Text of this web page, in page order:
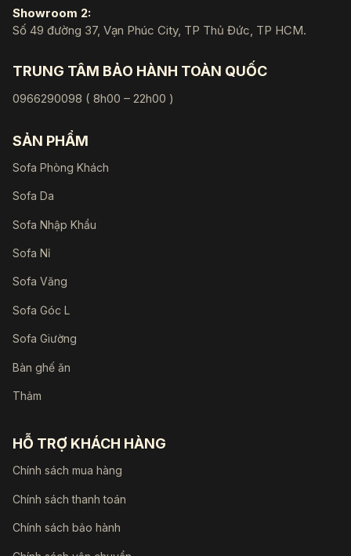
Showroom 2:
Số 49 đường 37, Vạn Phúc City, TP Thủ Đức, TP HCM.
TRUNG TÂM BẢO HÀNH TOÀN QUỐC
0966290098 ( 8h00 – 22h00 )
SẢN PHẨM
Sofa Phòng Khách
Sofa Da
Sofa Nhập Khẩu
Sofa Nỉ
Sofa Văng
Sofa Góc L
Sofa Giường
Bàn ghế ăn
Thảm
HỖ TRỢ KHÁCH HÀNG
Chính sách mua hàng
Chính sách thanh toán
Chính sách bảo hành